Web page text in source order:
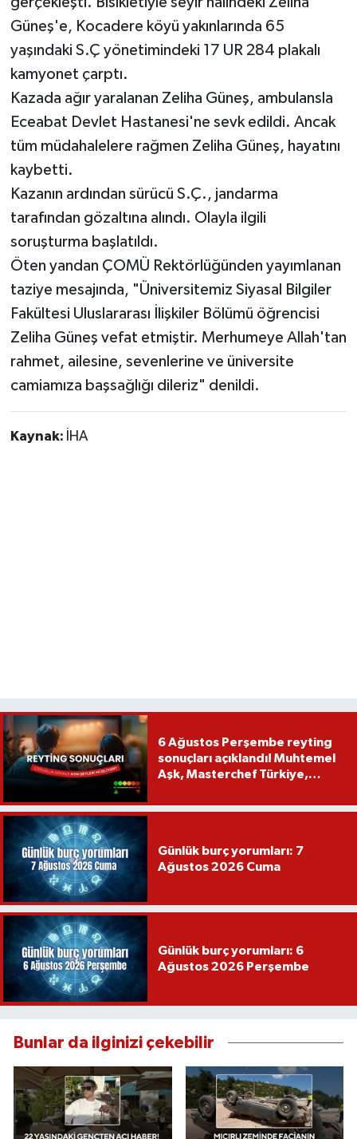
Güneş'e, Kocadere köyü yakınlarında 65
yaşındaki S.Ç yönetimindeki 17 UR 284 plakalı
kamyonet çarptı.
Kazada ağır yaralanan Zeliha Güneş, ambulansla
Eceabat Devlet Hastanesi'ne sevk edildi. Ancak
tüm müdahalelere rağmen Zeliha Güneş, hayatını
kaybetti.
Kazanın ardından sürücü S.Ç., jandarma
tarafından gözaltına alındı. Olayla ilgili
soruşturma başlatıldı.
Öten yandan ÇOMÜ Rektörlüğünden yayımlanan
taziye mesajında, "Üniversitemiz Siyasal Bilgiler
Fakültesi Uluslararası İlişkiler Bölümü öğrencisi
Zeliha Güneş vefat etmiştir. Merhumeye Allah'tan
rahmet, ailesine, sevenlerine ve üniversite
camiamıza başsağlığı dileriz" denildi.
Kaynak: İHA
6 Ağustos Perşembe reyting
sonuçları açıklandı! Muhtemel
Aşk, Masterchef Türkiye,
Günlük burç yorumları: 7
Ağustos 2026 Cuma
Günlük burç yorumları: 6
Ağustos 2026 Perşembe
Bunlar da ilginizi çekebilir